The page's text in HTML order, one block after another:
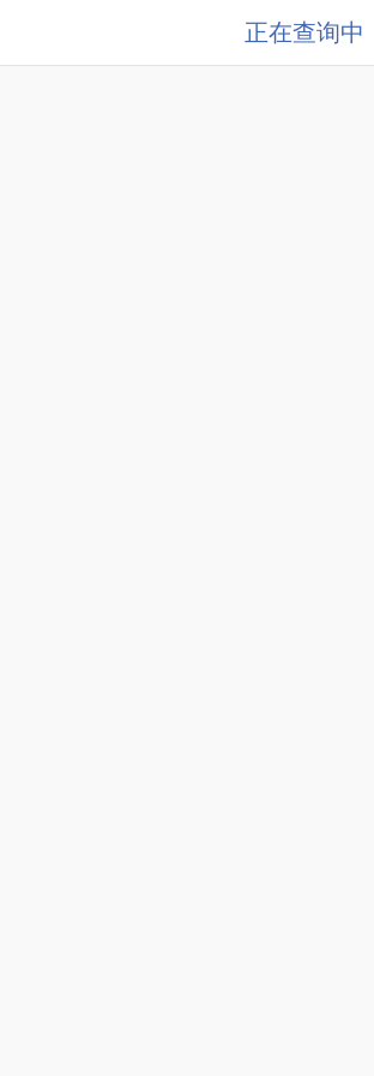
正在查询中